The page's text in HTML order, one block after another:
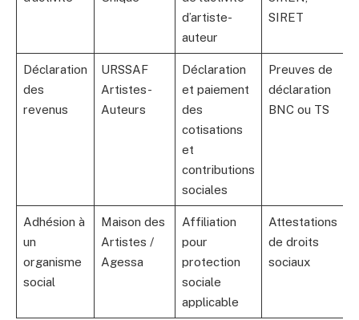
d’artiste-
auteur
SIRET
Déclaration
des
revenus
URSSAF
Artistes-
Auteurs
Déclaration
et paiement
des
cotisations
et
contributions
sociales
Preuves de
déclaration
BNC ou TS
Adhésion à
un
organisme
social
Maison des
Artistes /
Agessa
Affiliation
pour
protection
sociale
applicable
Attestations
de droits
sociaux